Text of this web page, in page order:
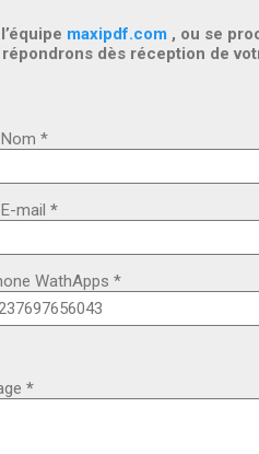
maxipdf.com, ou se
dès réception de
*
mail *
WathApps *
*